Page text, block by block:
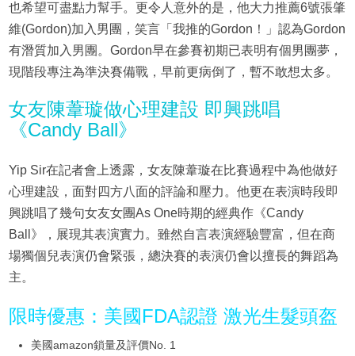
也希望可盡點力幫手。更令人意外的是，他大力推薦6號張肇
維(Gordon)加入男團，笑言「我推的Gordon！」認為Gordon
有潛質加入男團。Gordon早在參賽初期已表明有個男團夢，
現階段專注為準決賽備戰，早前更病倒了，暫不敢想太多。
女友陳葦璇做心理建設 即興跳唱
《Candy Ball》
Yip Sir在記者會上透露，女友陳葦璇在比賽過程中為他做好
心理建設，面對四方八面的評論和壓力。他更在表演時段即
興跳唱了幾句女友女團As One時期的經典作《Candy
Ball》，展現其表演實力。雖然自言表演經驗豐富，但在商
場獨個兒表演仍會緊張，總決賽的表演仍會以擅長的舞蹈為
主。
限時優惠：美國FDA認證 激光生髮頭盔
美國amazon鎖量及評價No. 1